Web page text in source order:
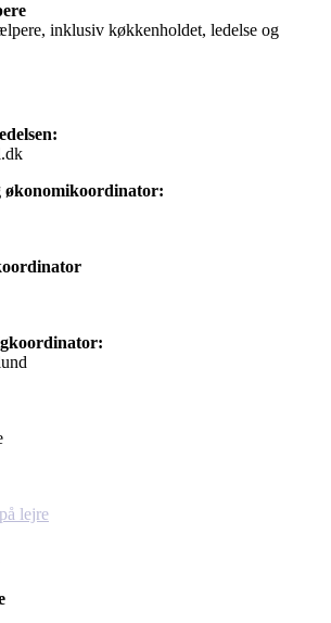
inklusiv køkkenholdet, ledelse og
økonomikoordinator: